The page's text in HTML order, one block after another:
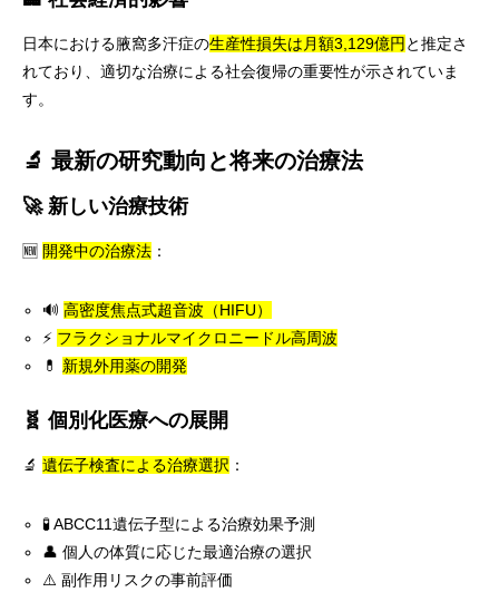
日本における腋窩多汗症の生産性損失は月額3,129億円 と推定さ
れており、適切な治療による社会復帰の重要性が示されていま
す。
🔬 最新の研究動向と将来の治療法
🚀 新しい治療技術
🆕 開発中の治療法 ：
🔊高密度焦点式超音波（HIFU）
⚡ フラクショナルマイクロニードル高周波
💊 新規外用薬の開発
🧬 個別化医療への展開
🔬 遺伝子検査による治療選択 ：
🧪 ABCC11遺伝子型による治療効果予測
👤 個人の体質に応じた最適治療の選択
⚠️ 副作用リスクの事前評価